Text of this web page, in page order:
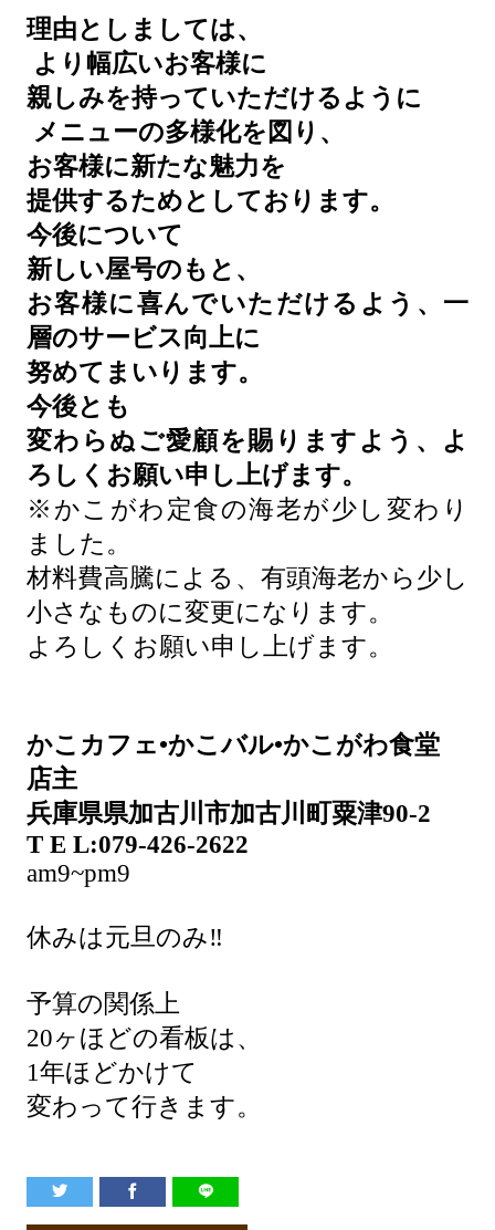
理由としましては、
より幅広いお客様に
親しみを持っていただけるように
メニューの多様化を図り、
お客様に新たな魅力を
提供するためとしております。
今後について
新しい屋号のもと、
お客様に喜んでいただけるよう、一
層のサービス向上に
努めてまいります。
今後とも
変わらぬご愛顧を賜りますよう、よ
ろしくお願い申し上げます。
※かこがわ定食の海老が少し変わり
ました。
材料費高騰による、有頭海老から少し
小さなものに変更になります。
よろしくお願い申し上げます。
かこカフェ•かこバル•かこがわ食堂
店主
兵庫県県加古川市加古川町粟津90-2
T E L:079-426-2622
am9~pm9
休みは元旦のみ‼️
予算の関係上
20ヶほどの看板は、
1年ほどかけて
変わって行きます。